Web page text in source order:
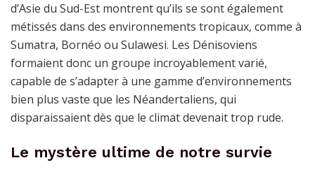
d’Asie du Sud-Est montrent qu’ils se sont également
métissés dans des environnements tropicaux, comme à
Sumatra, Bornéo ou Sulawesi. Les Dénisoviens
formaient donc un groupe incroyablement varié,
capable de s’adapter à une gamme d’environnements
bien plus vaste que les Néandertaliens, qui
disparaissaient dès que le climat devenait trop rude.
Le mystère ultime de notre survie